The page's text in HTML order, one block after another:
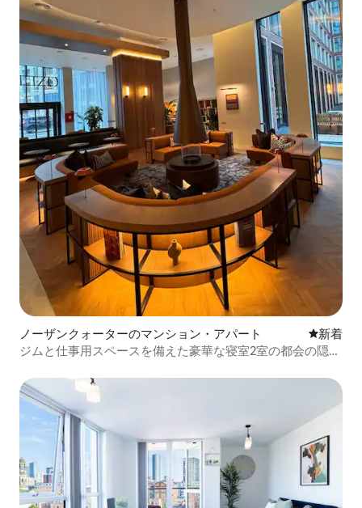
ノーザンクォーターのマンション・アパート 新しい宿
新着
ジムと仕事用スペースを備えた豪華な寝室2室の都会の隠れ